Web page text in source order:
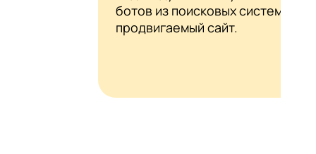
ботов из поисковых систем на
продвигаемый сайт.